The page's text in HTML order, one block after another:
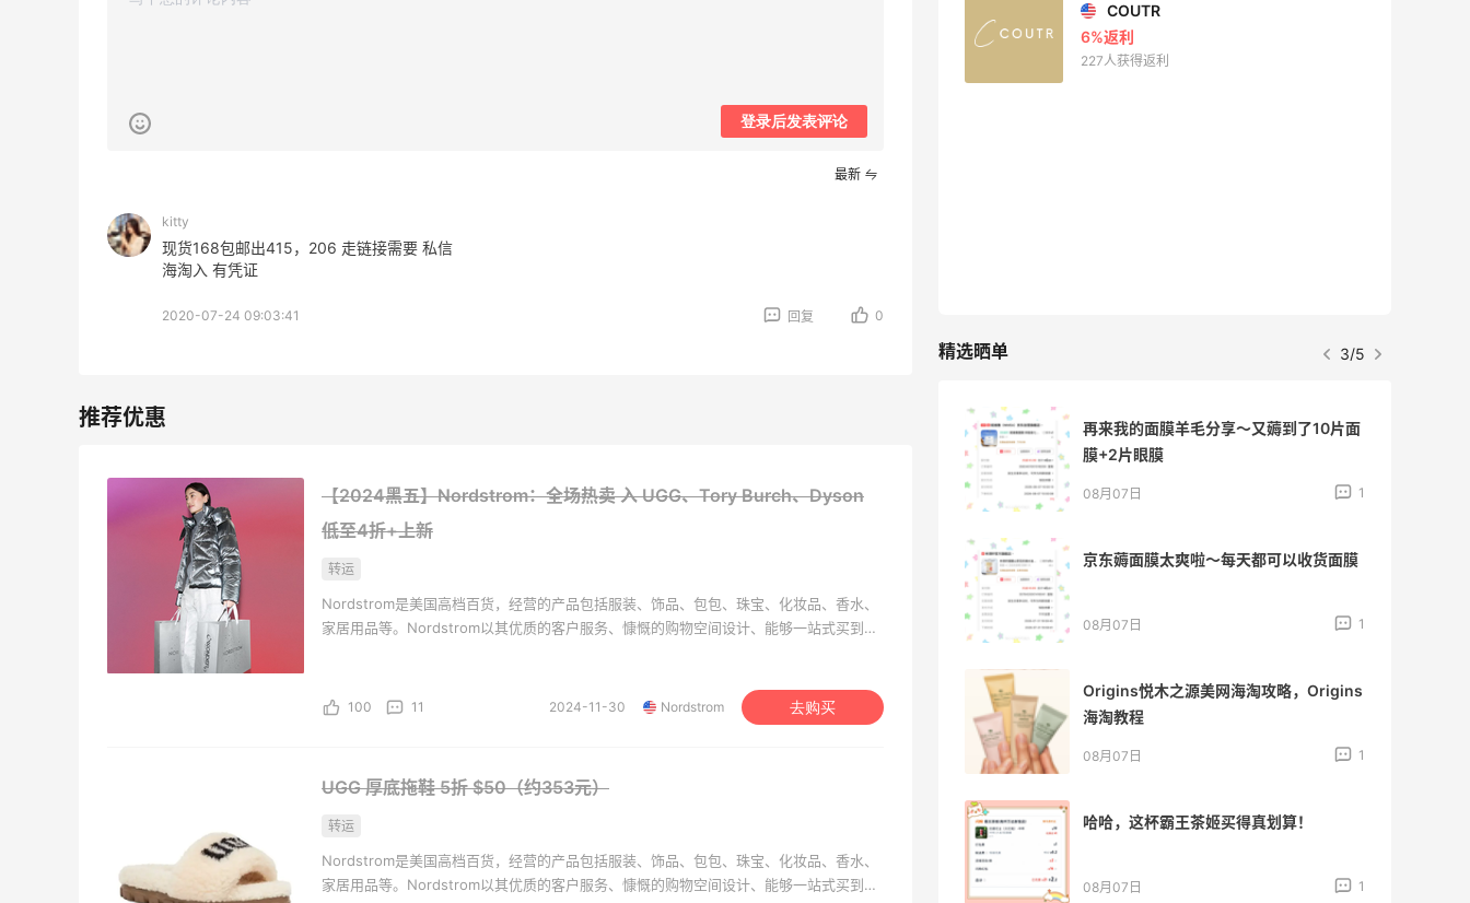
登录后发表评论
最新
kitty
现货168包邮出415，206 走链接需要 私信
海淘入 有凭证
2020-07-24 09:03:41 回复 0
【2024黑五】Nordstrom：全场热卖 入 UGG、Tory Burch、Dyson
低至4折+上新
转运
Nordstrom是美国高档百货，经营的产品包括服装、饰品、包包、珠宝、化妆品、香水、
家居用品等。Nordstrom以其优质的客户服务、慷慨的购物空间设计、能够一站式买到所
100 11 2024-11-30 Nordstrom 去购买
UGG 厚底拖鞋5折 $50（约353元）
转运
Nordstrom是美国高档百货，经营的产品包括服装、饰品、包包、珠宝、化妆品、香水、
家居用品等。Nordstrom以其优质的客户服务、慷慨的购物空间设计、能够一站式买到所
Biōkreativ
最高3%返利
510人获得返利
TIMEBEAM (US)
COUTR
6%返利
227人获得返利
精选晒单 3/5
08月07日 1
贴秋膘啦，今天吃冰煮羊
08月07日 1
又去皮爷喝下午茶了，香蕉布朗尼超好吃
呀
08月07日 1
08月07日
08月07日
羊毛薅的实在有点多～积攒的最后一篇羊
毛贴啦
08月07日
再来我的面膜羊毛分享～又薅到了10片面
膜+2片眼膜
08月07日 1
京东薅面膜太爽啦～每天都可以收货面膜
08月07日 1
Origins悦木之源美网海淘攻略，Origins
海淘教程
08月07日 1
哈哈，这杯霸王茶姬买得真划算！
08月07日 1